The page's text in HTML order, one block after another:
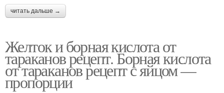
читать дальше →
Желток и борная кислота от
тараканов рецепт. Борная кислота
от тараканов рецепт с яйцом —
пропорции